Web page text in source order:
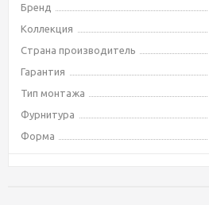
Бренд
Коллекция
Страна производитель
Гарантия
Тип монтажа
Фурнитура
Форма